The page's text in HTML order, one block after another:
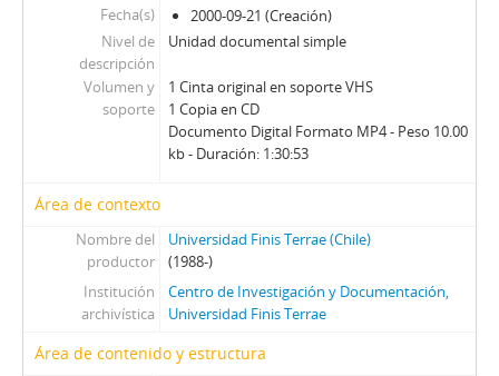
Fecha(s)
2000-09-21 (Creación)
Nivel de
descripción
Unidad documental simple
Volumen y
soporte
1 Cinta original en soporte VHS
1 Copia en CD
Documento Digital Formato MP4 - Peso 10.00
kb - Duración: 1:30:53
Área de contexto
Nombre del
productor
Universidad Finis Terrae (Chile)
(1988-)
Institución
archivística
Centro de Investigación y Documentación,
Universidad Finis Terrae
Área de contenido y estructura